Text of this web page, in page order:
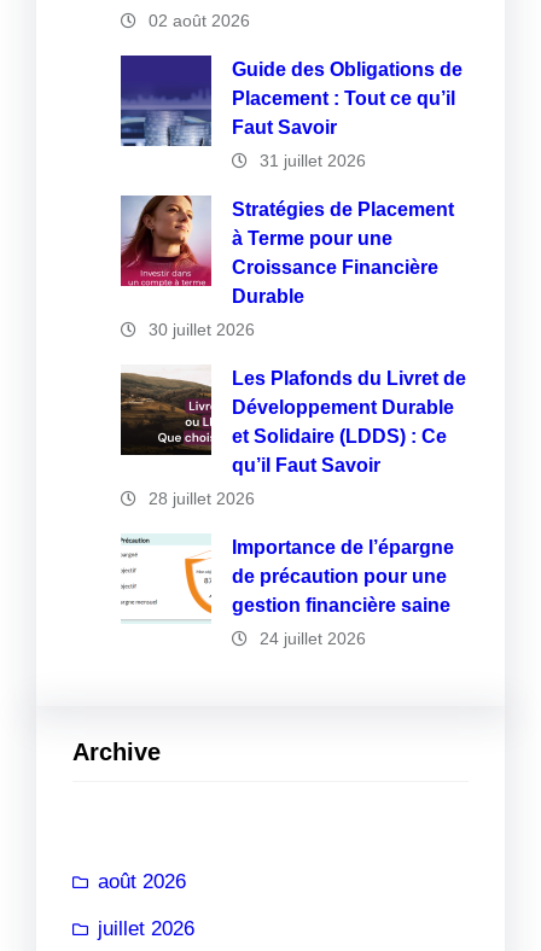
02 août 2026
Guide des Obligations de
Placement : Tout ce qu’il
Faut Savoir
31 juillet 2026
Stratégies de Placement
à Terme pour une
Croissance Financière
Durable
30 juillet 2026
Les Plafonds du Livret de
Développement Durable
et Solidaire (LDDS) : Ce
qu’il Faut Savoir
28 juillet 2026
Importance de l’épargne
de précaution pour une
gestion financière saine
24 juillet 2026
Archive
août 2026
juillet 2026